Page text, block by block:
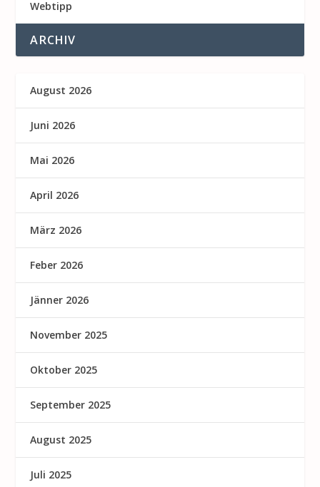
Webtipp
ARCHIV
August 2026
Juni 2026
Mai 2026
April 2026
März 2026
Feber 2026
Jänner 2026
November 2025
Oktober 2025
September 2025
August 2025
Juli 2025